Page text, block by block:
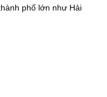
phố lớn như Hải